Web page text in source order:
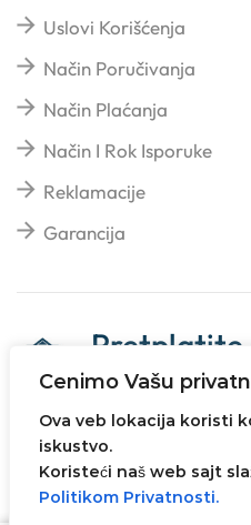
Cenimo Vašu
Ova veb lokacija koristi
iskustvo.
Koristeći naš web sajt
Politikom Privatnosti.
Uslovi Korišćenja
Način Poručivanja
Način Plaćanja
Način I Rok Isporuke
Reklamacije
Garancija
Pretplatite
newsletter